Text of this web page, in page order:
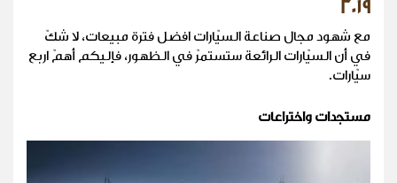
2019
مع شهود مجال صناعة السيّارات افضل فترة مبيعات، لا شكّ
في أن السيّارات الرائعة ستستمرّ في الظهور، فإليكم أهمّ اربع
سيّارات.
مستجدات واختراعات